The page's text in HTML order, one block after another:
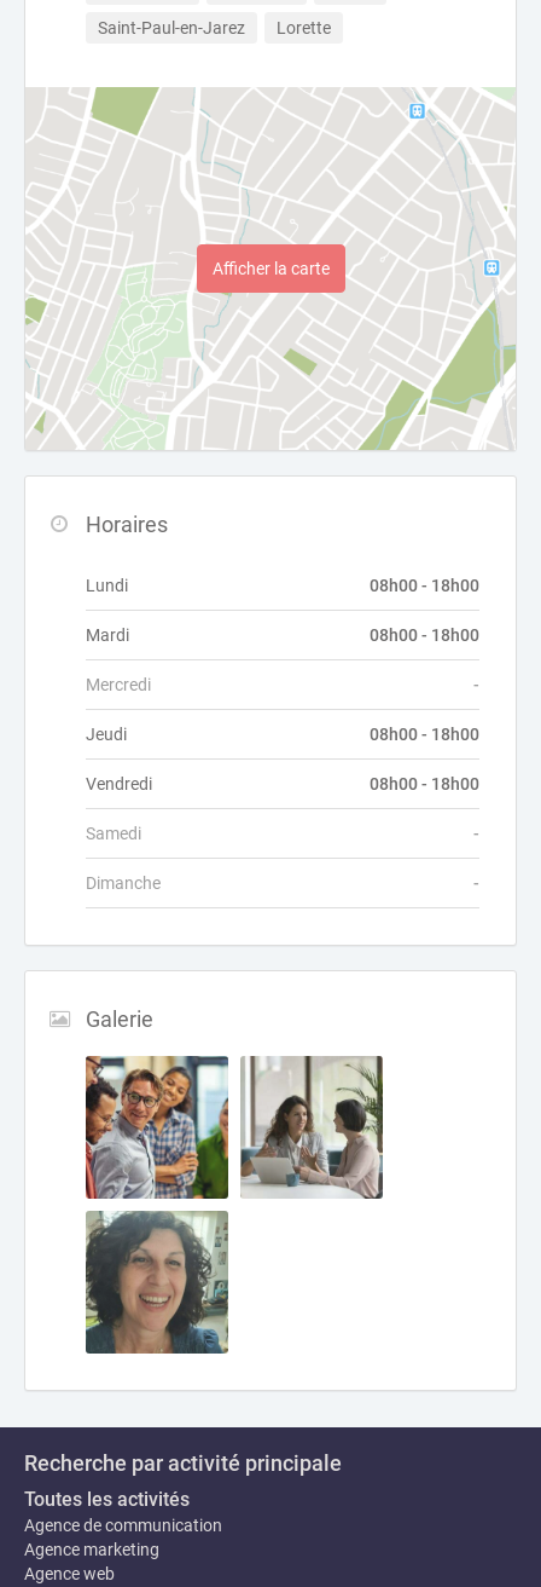
Saint-Paul-en-Jarez Lorette
Afficher la carte
Horaires
Lundi 08h00 - 18h00
Mardi 08h00 - 18h00
Mercredi -
Jeudi 08h00 - 18h00
Vendredi 08h00 - 18h00
Samedi -
Dimanche -
Galerie
Recherche par activité principale
Toutes les activités
Agence de communication
Agence marketing
Agence web